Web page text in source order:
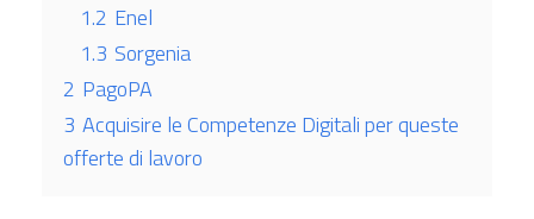
1.2 Enel
1.3 Sorgenia
2 PagoPA
3 Acquisire le Competenze Digitali per queste
offerte di lavoro